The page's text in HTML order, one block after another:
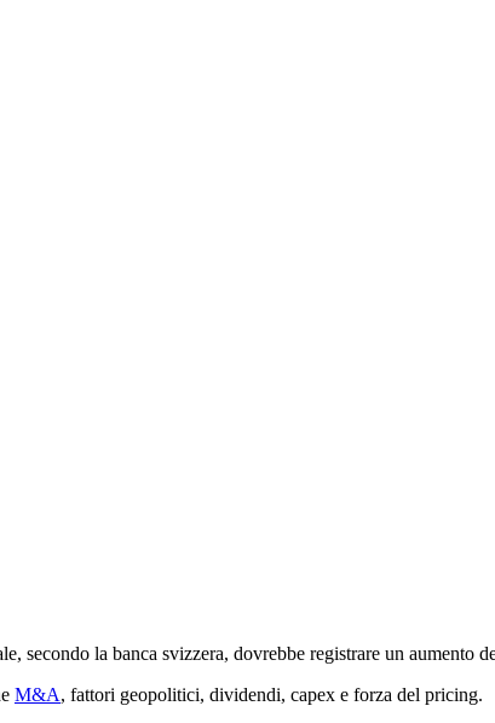
secondo la banca svizzera, dovrebbe registrare un
M&A, fattori geopolitici, dividendi, capex e forza del pricing.